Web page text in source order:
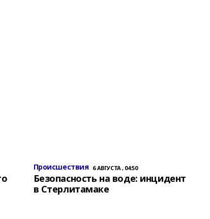
Происшествия 6 АВГУСТА , 04:50
Безопасность на воде: инцидент
в Стерлитамаке